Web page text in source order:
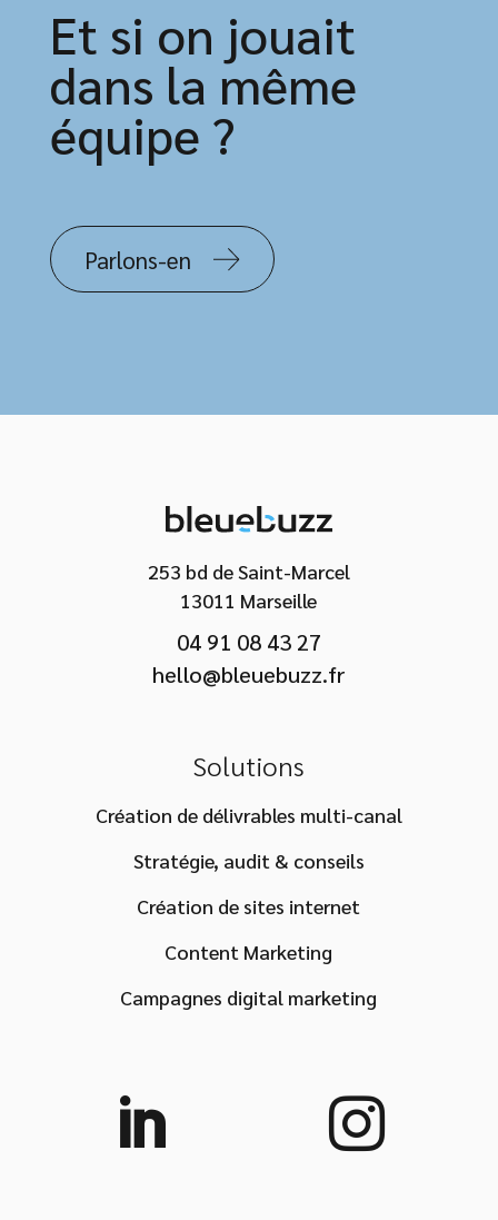
Et si on jouait
dans la même
équipe ?
Parlons-en
253 bd de Saint-Marcel
13011 Marseille
04 91 08 43 27
hello@bleuebuzz.fr
Solutions
Création de délivrables multi-canal
Stratégie, audit & conseils
Création de sites internet
Content Marketing
Campagnes digital marketing
 